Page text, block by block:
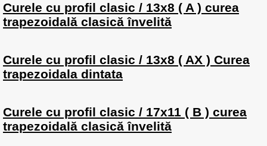
Curele cu profil clasic / 13x8 ( A ) curea
trapezoidală clasică învelită
Curele cu profil clasic / 13x8 ( AX ) Curea
trapezoidala dintata
Curele cu profil clasic / 17x11 ( B ) curea
trapezoidală clasică învelită